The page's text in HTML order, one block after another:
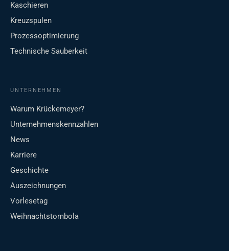
Kaschieren
Kreuzspulen
Prozessoptimierung
Technische Sauberkeit
UNTERNEHMEN
Warum Krückemeyer?
Unternehmenskennzahlen
News
Karriere
Geschichte
Auszeichnungen
Vorlesetag
Weihnachtstombola